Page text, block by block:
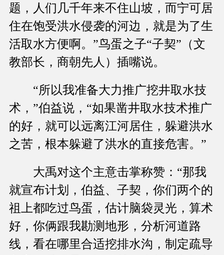
题，人们几千年来不住山坡，而宁可居
住在饱受洪水侵袭的河边，就是为了生
活取水方便啊。”鸟蛋之子“子契”（文
教部长，商朝先人）插嘴说。
“所以我准备大力推广挖井取水技
术，”伯益说，“如果凿井取水技术推广
的好，就可以远离江河居住，躲避洪水
之苦，根本躲避了洪水的直接危害。”
大禹对这个主意击掌称赞：“那我
就宣布计划，伯益、子契，你们两个的
祖上都吃过鸟蛋，估计脑袋灵光，算术
好，你俩跟我勘测地形，分析河道路
线，看在哪里合适挖排水沟，制定疏导